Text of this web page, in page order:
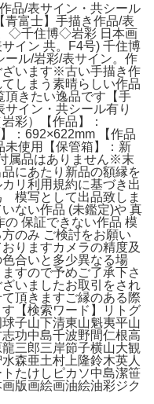
品/表サイン・共シール
富士】手描き作品/表
◇千住博◇岩彩 日本画
イン 共。F4号) 千住博
ール/岩彩/表サイン。作
ざいます※古い手描き作
しまう素晴らしい作品
頂きたい逸品です【手
イン・共シール有り
彩）【作品】：
692×622mm 【作品
未使用【保管箱】：新
属品はありません※末
にあたり新品の額縁を
リ利用規約に基づき出
模写として出品致しま
ない作品 (未鑑定)や 真
保証できない作品 模
のみ ご検討をお願い
りますカメラの精度及
合いと多少異なる場
すので予めご了承下さ
いましたお取引をされ
頂きますご縁のある際
【検索ワード】リトグ
子山下清東山魁夷平山
功中島千波野間仁根高
三郎三岸節子横山大観
森亜土村上隆鈴木英人
たけしピカソ中島潔笹
版画絵画油絵油彩ジク